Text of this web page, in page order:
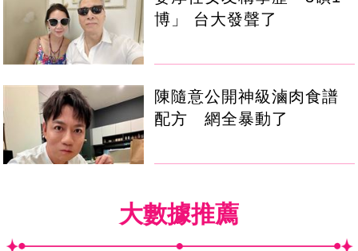
博」 台大發聲了
陳隨意公開神級滷肉食譜
配方 網全暴動了
大數據推薦